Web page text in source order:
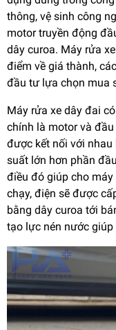
thông, vệ sinh công
motor truyền động
dây curoa. Máy rửa
điểm về giá thành,
đầu tư lựa chọn mua
Máy rửa xe dây đai
chính là motor và
được kết nối với nhau
suất lớn hơn phần
điều đó giúp cho
chạy, điện sẽ được
bằng dây curoa tới
tạo lực nén nước giúp